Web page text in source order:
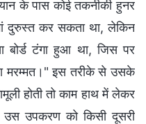
के पास कोई तकनीकी हुनर
दुरुस्त कर सकता था, लेकिन
बोर्ड टंगा हुआ था, जिस पर
मरम्मत।" इस तरीके से उसके
होती तो काम हाथ में लेकर
उपकरण को किसी दूसरी